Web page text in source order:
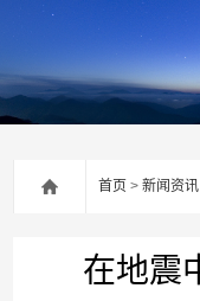
首页 >新闻资讯
在地震